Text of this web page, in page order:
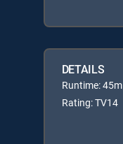
DETAILS
Runtime: 45m
Rating: TV14